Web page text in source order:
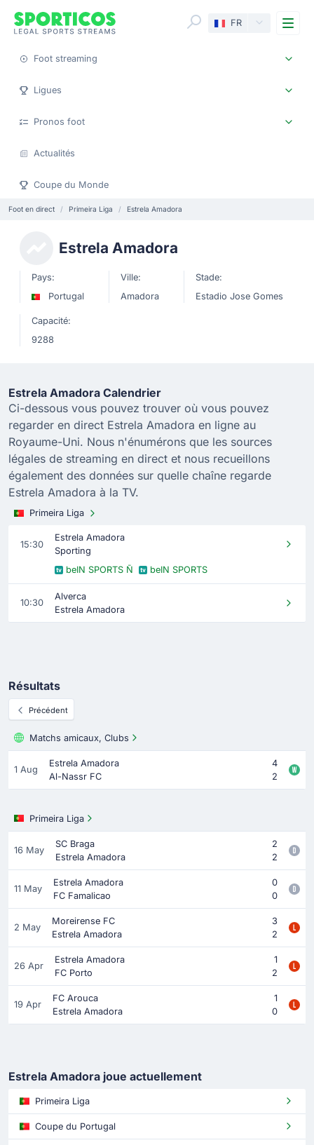
FR
Foot streaming
Ligues
Pronos foot
Actualités
Coupe du Monde
Foot en direct Primeira Liga Estrela Amadora
Estrela Amadora
Pays:
Portugal
Ville:
Amadora
Stade:
Estadio Jose Gomes
Capacité:
9288
Estrela Amadora Calendrier
Ci-dessous vous pouvez trouver où vous pouvez
regarder en direct Estrela Amadora en ligne au
Royaume-Uni. Nous n'énumérons que les sources
légales de streaming en direct et nous recueillons
également des données sur quelle chaîne regarde
Estrela Amadora à la TV.
Primeira Liga
15:30
Estrela Amadora
Sporting
beIN SPORTS Ñ
beIN SPORTS
10:30
Alverca
Estrela Amadora
Résultats
Précédent
Matchs amicaux, Clubs
1 Aug
Estrela Amadora
4
Al-Nassr FC
2
Primeira Liga
16 May
SC Braga
2
Estrela Amadora
2
11 May
Estrela Amadora
0
FC Famalicao
0
2 May
Moreirense FC
3
Estrela Amadora
2
26 Apr
Estrela Amadora
1
FC Porto
2
19 Apr
FC Arouca
1
Estrela Amadora
0
Estrela Amadora joue actuellement
Primeira Liga
Coupe du Portugal